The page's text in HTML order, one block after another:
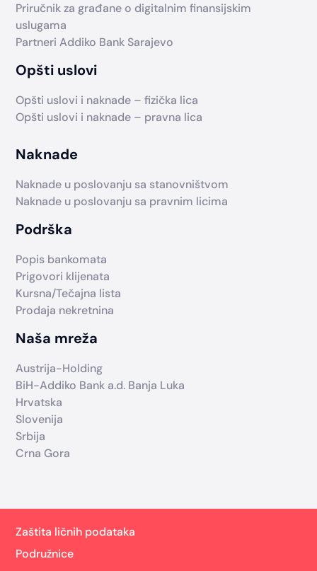
Priručnik za građane o digitalnim finansijskim
uslugama
Partneri Addiko Bank Sarajevo
Opšti uslovi
Opšti uslovi i naknade – fizička lica
Opšti uslovi i naknade – pravna lica
Naknade
Naknade u poslovanju sa stanovništvom
Naknade u poslovanju sa pravnim licima
Podrška
Popis bankomata
Prigovori klijenata
Kursna/Tečajna lista
Prodaja nekretnina
Naša mreža
Austrija-Holding
BiH-Addiko Bank a.d. Banja Luka
Hrvatska
Slovenija
Srbija
Crna Gora
Zaštita ličnih podataka
Podružnice